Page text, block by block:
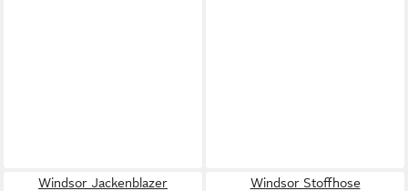
Windsor Jackenblazer
Windsor Stoffhose